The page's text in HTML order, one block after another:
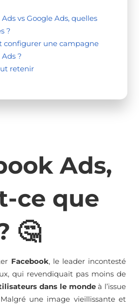
vs Google Ads, quelles
?
configurer une campagne
?
retenir
Ads,
ce que
🤔
Facebook, le leader incontesté
qui revendiquait pas moins de
dans le mondeà l’issue
une image vieillissante et